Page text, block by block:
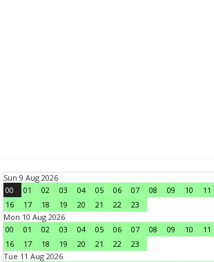
Sun 9 Aug 2026
00
01 02 03 04 05 06 07 08 09 10 11
16
17 18 19 20 21 22
23
Mon 10 Aug 2026
00
01 02 03 04 05 06 07 08 09 10 11
16
17 18 19 20 21 22
23
Tue 11 Aug 2026